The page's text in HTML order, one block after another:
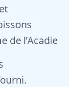
de l’Acadie